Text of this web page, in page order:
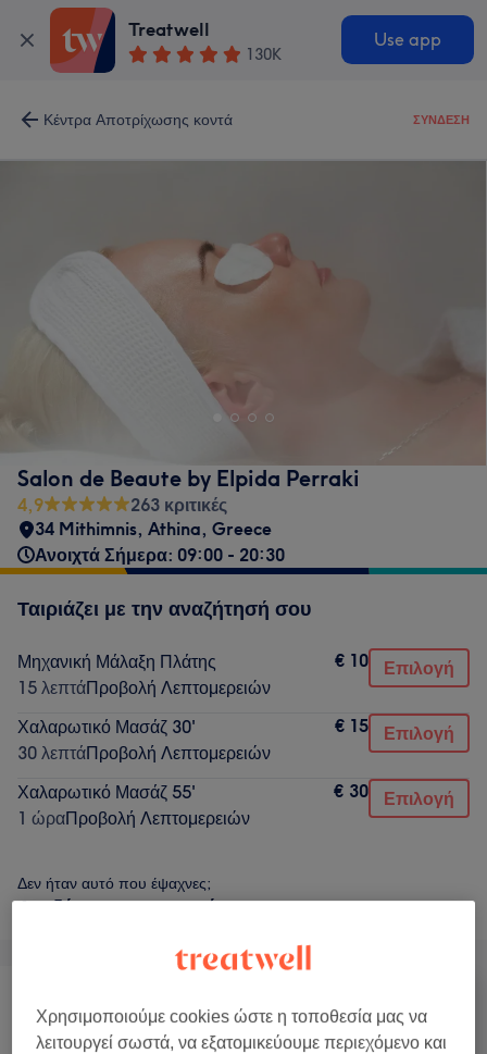
Treatwell
130K
Use app
Κέντρα Αποτρίχωσης κοντά ΣΎΝΔΕΣΗ
Salon de Beaute by Elpida Perraki
4,9
263 κριτικές
34 Mithimnis, Athina, Greece
Ανοιχτά Σήμερα: 09:00 - 20:30
Ταιριάζει με την αναζήτησή σου
Μηχανική Μάλαξη Πλάτης
15 λεπτάΠροβολή Λεπτομερειών
€ 10 Επιλογή
Χαλαρωτικό Μασάζ 30'
30 λεπτάΠροβολή Λεπτομερειών
€ 15 Επιλογή
Χαλαρωτικό Μασάζ 55'
1 ώραΠροβολή Λεπτομερειών
€ 30 Επιλογή
Δεν ήταν αυτό που έψαχνες;
Αναζήτηση υπηρεσιών
Μασάζ Σώμα
Χρησιμοποιούμε cookies ώστε η τοποθεσία μας να
λειτουργεί σωστά, να εξατομικεύουμε περιεχόμενο και